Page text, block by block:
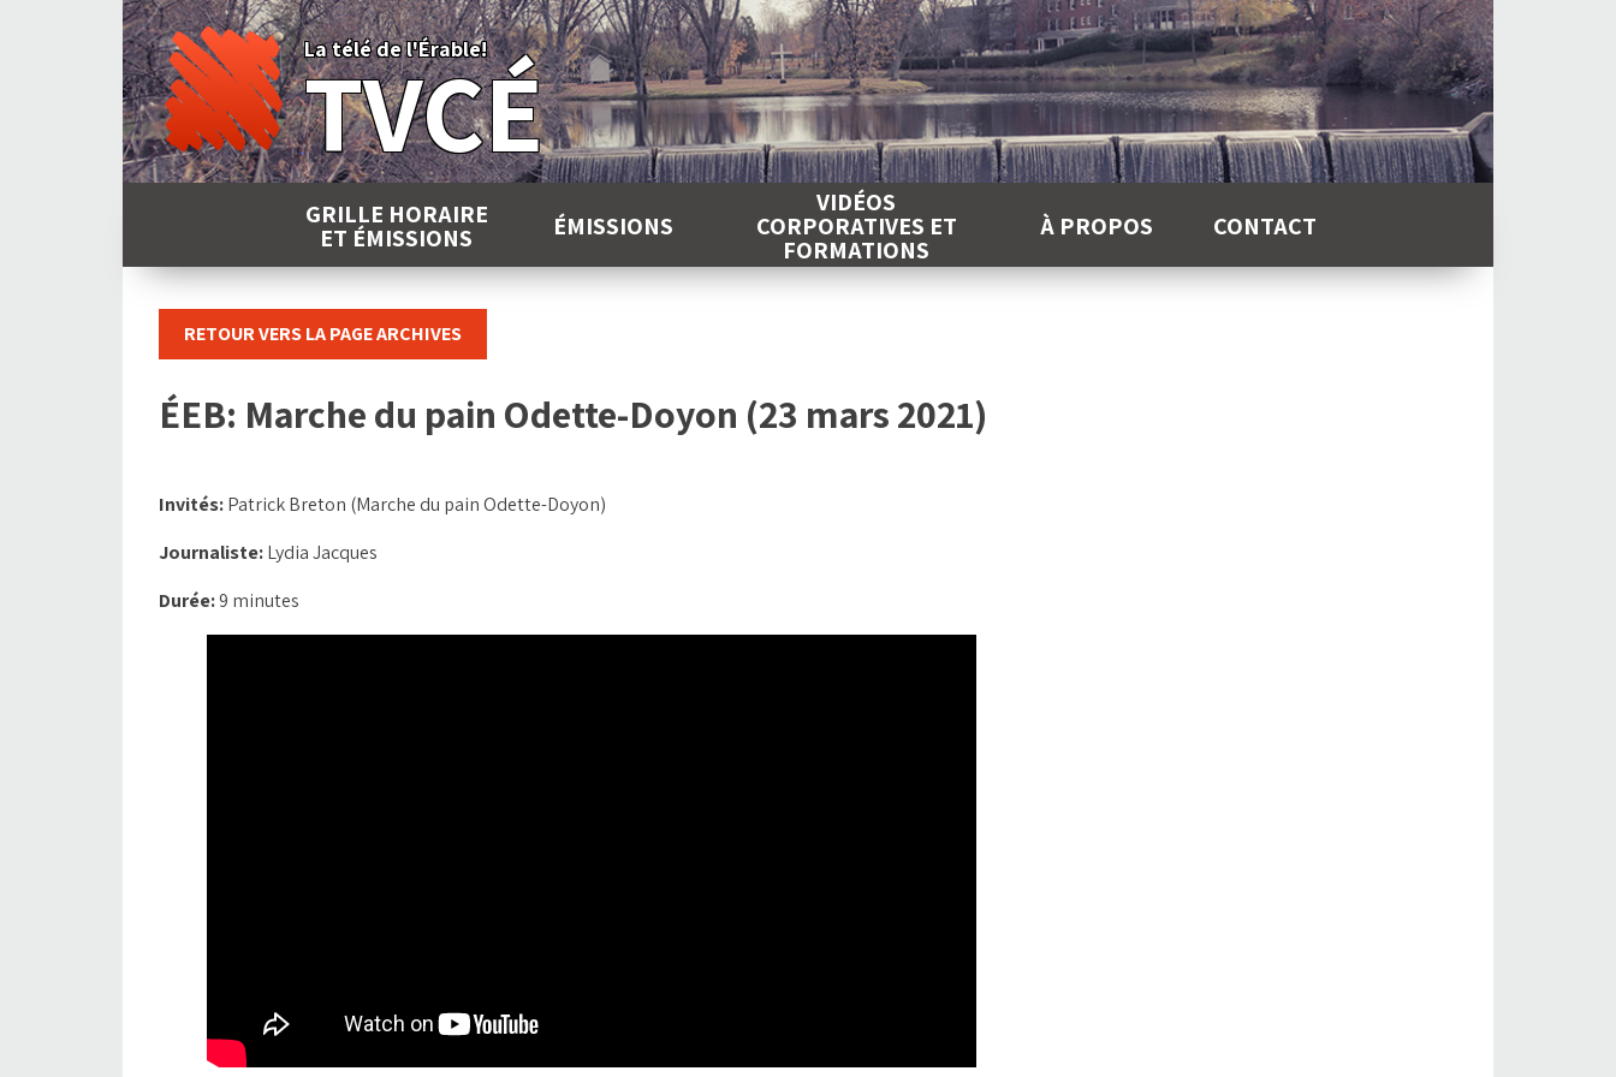
La télé de l'Érable!
TVCÉ
GRILLE HORAIRE
ET ÉMISSIONS ÉMISSIONS
VIDÉOS
CORPORATIVES ET
FORMATIONS
À PROPOS CONTACT
RETOUR VERS LA PAGE ARCHIVES
ÉEB: Marche du pain Odette-Doyon (23 mars 2021)
Invités:Patrick Breton (Marche du pain Odette-Doyon)
Journaliste:Lydia Jacques
Durée:9 minutes